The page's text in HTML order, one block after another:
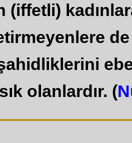
(iffetli)
olanlardır. (